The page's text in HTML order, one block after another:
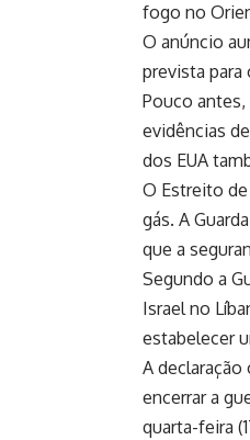
fogo no
O anúncio
prevista para
Pouco
evidências
dos EUA
O Estreito
gás. A
que a
Segundo a
Israel no
estabelecer
A
encerrar a
quarta-feira